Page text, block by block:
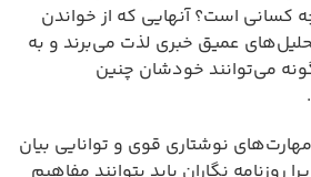
کسانی است؟ آنهایی که از خواندن
عمیق خبری لذت می‌برند و به
می‌توانند خودشان چنین
نوشتاری قوی و توانایی بیان